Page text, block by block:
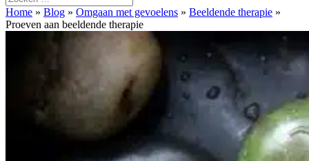
Home » Blog » Omgaan met gevoelens » Beeldende therapie »
Proeven aan beeldende therapie